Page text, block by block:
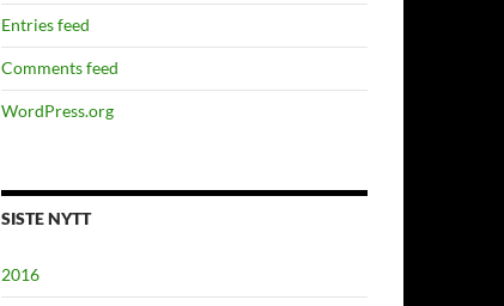
Entries feed
Comments feed
WordPress.org
SISTE NYTT
2016